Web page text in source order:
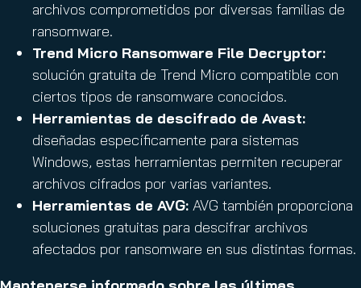
archivos comprometidos por diversas familias de
ransomware.
Trend Micro Ransomware File Decryptor:
solución gratuita de Trend Micro compatible con
ciertos tipos de ransomware conocidos.
Herramientas de descifrado de Avast:
diseñadas específicamente para sistemas
Windows, estas herramientas permiten recuperar
archivos cifrados por varias variantes.
Herramientas de AVG: AVG también proporciona
soluciones gratuitas para descifrar archivos
afectados por ransomware en sus distintas formas.